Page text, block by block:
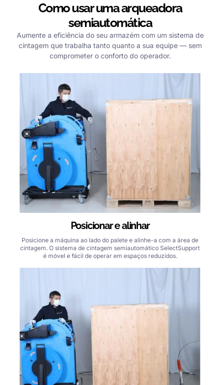
Como usar uma arqueadora
semiautomática
Aumente a eficiência do seu armazém com um sistema de
cintagem que trabalha tanto quanto a sua equipe — sem
comprometer o conforto do operador.
Posicionar e alinhar
Posicione a máquina ao lado do palete e alinhe-a com a área de
cintagem. O sistema de cintagem semiautomático SelectSupport
é móvel e fácil de operar em espaços reduzidos.